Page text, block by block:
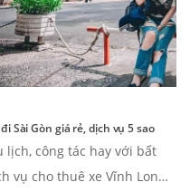
Sài Gòn giá rẻ, dịch vụ 5 sao
lịch, công tác hay với bất
vụ cho thuê xe Vĩnh Long